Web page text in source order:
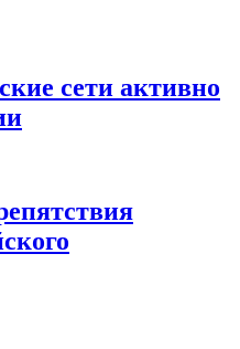
сети активно